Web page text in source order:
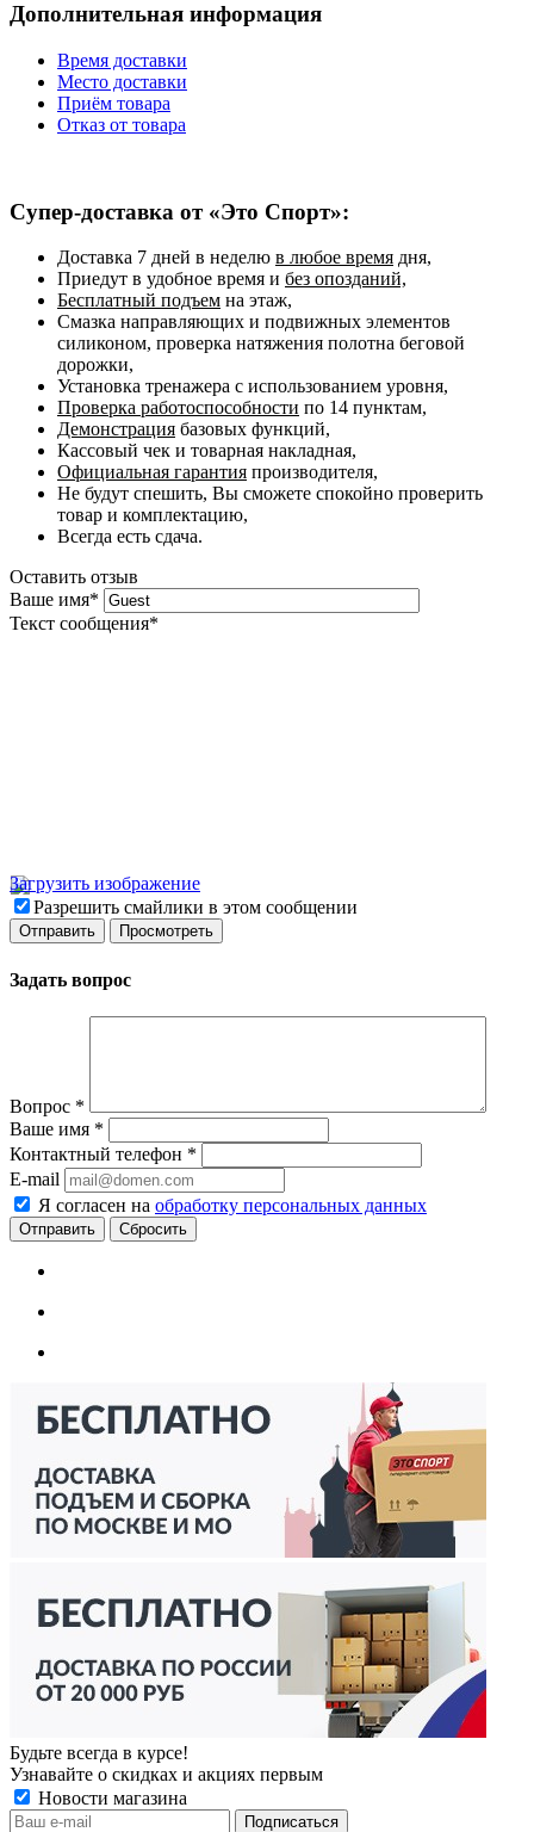
Дополнительная информация
Время доставки
Место доставки
Приём товара
Отказ от товара
Супер-доставка от «Это Спорт»:
Доставка 7 дней в неделю в любое время дня,
Приедут в удобное время и без опозданий,
Бесплатный подъем на этаж,
Смазка направляющих и подвижных элементов
силиконом, проверка натяжения полотна беговой
дорожки,
Установка тренажера с использованием уровня,
Проверка работоспособности по 14 пунктам,
Демонстрация базовых функций,
Кассовый чек и товарная накладная,
Официальная гарантия производителя,
Не будут спешить, Вы сможете спокойно проверить
товар и комплектацию,
Всегда есть сдача.
Оставить отзыв
Ваше имя*
Текст сообщения*
Загрузить изображение
Разрешить смайлики в этом сообщении
Задать вопрос
Вопрос *
Ваше имя *
Контактный телефон *
E-mail
Я согласен на обработку персональных данных
Сбросить
Будьте всегда в курсе!
Узнавайте о скидках и акциях первым
Новости магазина